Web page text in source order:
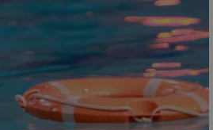
οποίο
για
του
ποιες
έχουν